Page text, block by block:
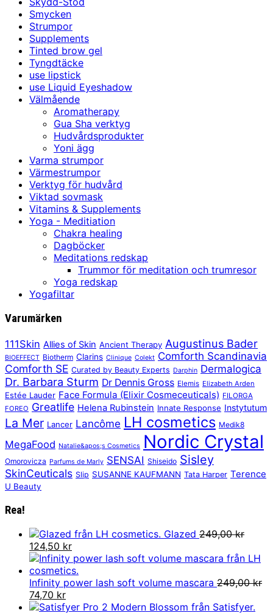
Smycken
Strumpor
Supplements
Tinted brow gel
Tyngdtäcke
use lipstick
use Liquid Eyeshadow
Välmående
Aromatherapy
Gua Sha verktyg
Hudvårdsprodukter
Yoni ägg
Varma strumpor
Värmestrumpor
Verktyg för hudvård
Viktad sovmask
Vitamins & Supplements
Yoga - Meditiation
Chakra healing
Dagböcker
Meditations redskap
Trummor för meditation och trumresor
Yoga redskap
Yogafiltar
Varumärken
111Skin Allies of Skin Ancient Therapy Augustinus Bader
BIOEFFECT Biotherm Clarins Clinique Colekt Comforth Scandinavia
Comforth SE Curated by Beauty Experts Darphin Dermalogica
Dr. Barbara Sturm Dr Dennis Gross Elemis Elizabeth Arden
Estée Lauder Face Formula (Elixir Cosmeceuticals) FILORGA
FOREO Greatlife Helena Rubinstein Innate Response Instytutum
La Mer Lancer Lancôme LH cosmetics Medik8
MegaFood Natalie&apos;s Cosmetics Nordic Crystal
Omorovicza Parfums de Marly SENSAI Shiseido Sisley
SkinCeuticals Slip SUSANNE KAUFMANN Tata Harper Terence
U Beauty
Rea!
Glazed 249,00kr
Det
ursprungliga
priset
var:
249,00 kr.
124,50 krDet
nuvarande
priset
är:
Infinity power lash soft volume mascara 249,00kr
Det
ursprungliga
74,70 krDet
nuvarande